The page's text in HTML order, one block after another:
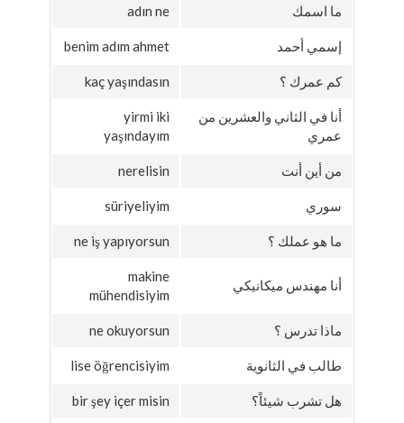
ما اسمك adın ne
إسمي أحمد benim adım ahmet
كم عمرك ؟ kaç yaşındasın
أنا في الثاني والعشرين من
عمري
yirmi iki
yaşındayım
من أين أنت nerelisin
سوري süriyeliyim
ما هو عملك ؟ ne iş yapıyorsun
أنا مهندس ميكانيكي
makine
mühendisiyim
ماذا تدرس ؟ ne okuyorsun
طالب في الثانوية lise öğrencisiyim
هل تشرب شيئاً؟ bir şey içer misin